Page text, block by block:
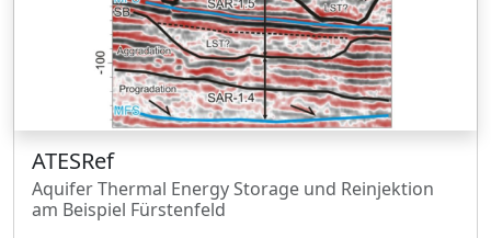
ATESRef
Aquifer Thermal Energy Storage und Reinjektion
am Beispiel Fürstenfeld